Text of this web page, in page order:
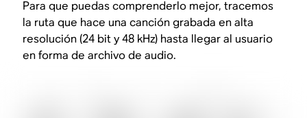
Para que puedas comprenderlo mejor, tracemos
la ruta que hace una canción grabada en alta
resolución (24 bit y 48 kHz) hasta llegar al usuario
en forma de archivo de audio.